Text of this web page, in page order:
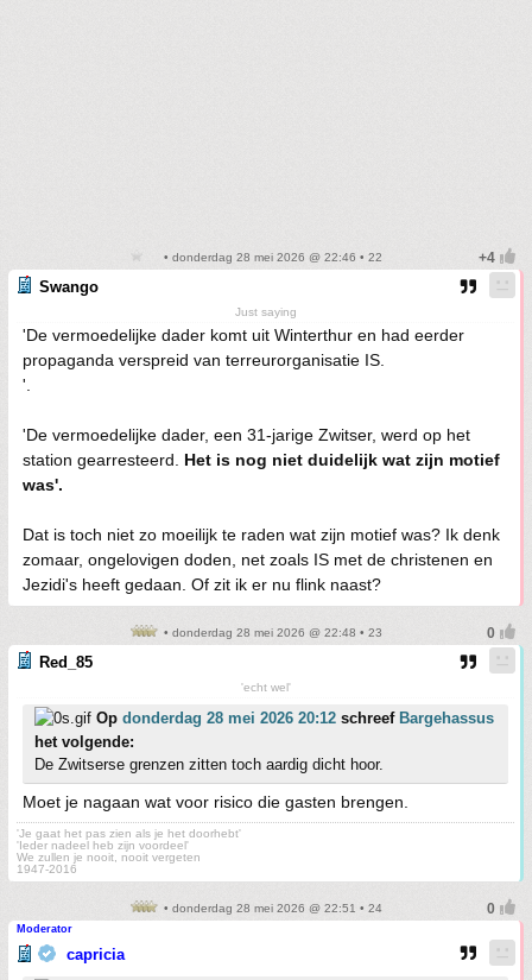
• donderdag 28 mei 2026 @ 22:46 • 22
Swango
Just saying
'De vermoedelijke dader komt uit Winterthur en had eerder
propaganda verspreid van terreurorganisatie IS.
'.
'De vermoedelijke dader, een 31-jarige Zwitser, werd op het
station gearresteerd. Het is nog niet duidelijk wat zijn motief
was'.
Dat is toch niet zo moeilijk te raden wat zijn motief was? Ik denk
zomaar, ongelovigen doden, net zoals IS met de christenen en
Jezidi's heeft gedaan. Of zit ik er nu flink naast?
• donderdag 28 mei 2026 @ 22:48 • 23
Red_85
'echt wel'
Op donderdag 28 mei 2026 20:12 schreef Bargehassus
het volgende:
De Zwitserse grenzen zitten toch aardig dicht hoor.
Moet je nagaan wat voor risico die gasten brengen.
'Je gaat het pas zien als je het doorhebt'
'Ieder nadeel heb zijn voordeel'
We zullen je nooit, nooit vergeten
1947-2016
• donderdag 28 mei 2026 @ 22:51 • 24
Moderator
capricia